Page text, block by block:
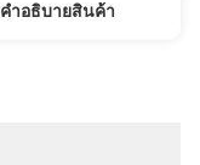
คําอธิบายสินค้า